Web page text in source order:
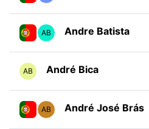
AB Andre Batista
AB André Bica
AB André José Brás